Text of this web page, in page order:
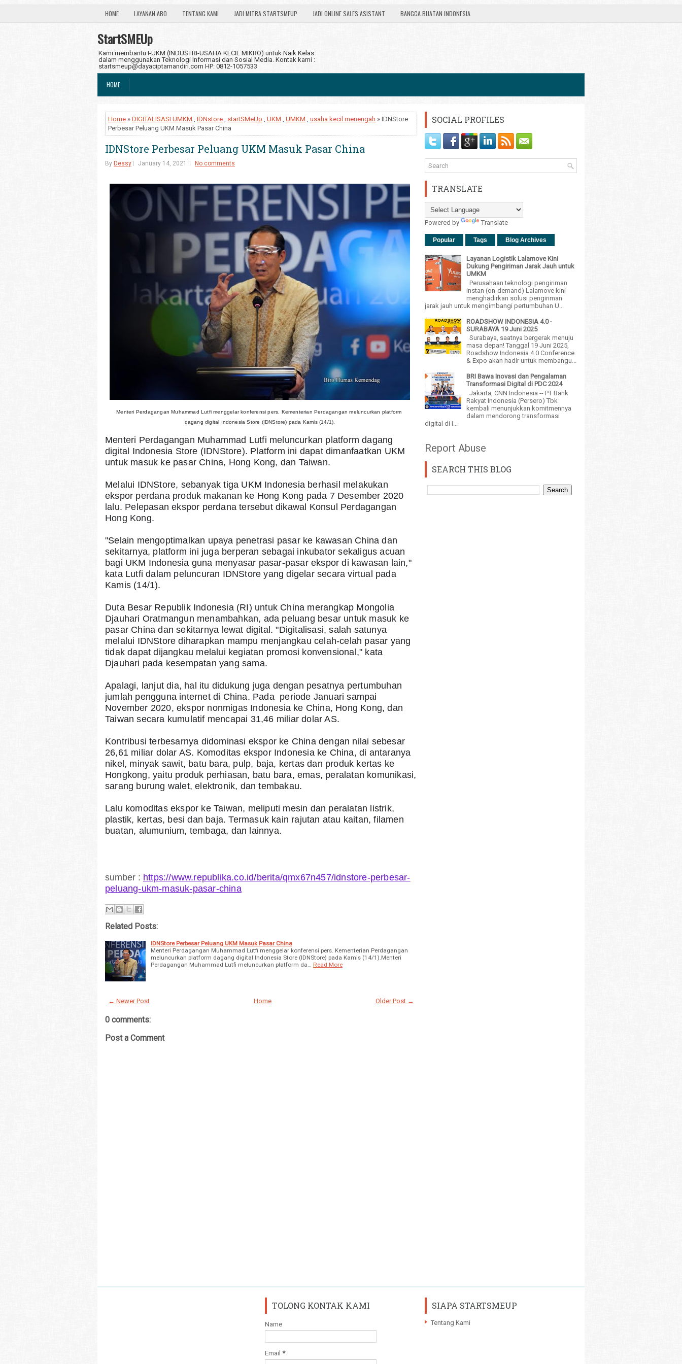
HOME LAYANAN ABO TENTANG KAMI JADI MITRA STARTSMEUP JADI ONLINE SALES ASISTANT BANGGA BUATAN INDONESIA
StartSMEUp
Kami membantu I-UKM (INDUSTRI-USAHA KECIL MIKRO) untuk Naik Kelas
dalam menggunakan Teknologi Informasi dan Sosial Media. Kontak kami :
startsmeup@dayaciptamandiri.com HP: 0812-1057533
HOME
Home » DIGITALISASI UMKM , IDNstore , startSMeUp , UKM , UMKM , usaha kecil menengah » IDNStore
Perbesar Peluang UKM Masuk Pasar China
IDNStore Perbesar Peluang UKM Masuk Pasar China
By Dessy January 14, 2021 No comments
Menteri Perdagangan Muhammad Lutfi menggelar konferensi pers. Kementerian Perdagangan meluncurkan platform
dagang digital Indonesia Store (IDNStore) pada Kamis (14/1).
Menteri Perdagangan Muhammad Lutfi meluncurkan platform dagang
digital Indonesia Store (IDNStore). Platform ini dapat dimanfaatkan UKM
untuk masuk ke pasar China, Hong Kong, dan Taiwan.
Melalui IDNStore, sebanyak tiga UKM Indonesia berhasil melakukan
ekspor perdana produk makanan ke Hong Kong pada 7 Desember 2020
lalu. Pelepasan ekspor perdana tersebut dikawal Konsul Perdagangan
Hong Kong.
"Selain mengoptimalkan upaya penetrasi pasar ke kawasan China dan
sekitarnya, platform ini juga berperan sebagai inkubator sekaligus acuan
bagi UKM Indonesia guna menyasar pasar-pasar ekspor di kawasan lain,"
kata Lutfi dalam peluncuran IDNStore yang digelar secara virtual pada
Kamis (14/1).
Duta Besar Republik Indonesia (RI) untuk China merangkap Mongolia
Djauhari Oratmangun menambahkan, ada peluang besar untuk masuk ke
pasar China dan sekitarnya lewat digital. "Digitalisasi, salah satunya
melalui IDNStore diharapkan mampu menjangkau celah-celah pasar yang
tidak dapat dijangkau melalui kegiatan promosi konvensional," kata
Djauhari pada kesempatan yang sama.
Apalagi, lanjut dia, hal itu didukung juga dengan pesatnya pertumbuhan
jumlah pengguna internet di China. Pada  periode Januari sampai
November 2020, ekspor nonmigas Indonesia ke China, Hong Kong, dan
Taiwan secara kumulatif mencapai 31,46 miliar dolar AS.
Kontribusi terbesarnya didominasi ekspor ke China dengan nilai sebesar
26,61 miliar dolar AS. Komoditas ekspor Indonesia ke China, di antaranya
nikel, minyak sawit, batu bara, pulp, baja, kertas dan produk kertas ke
Hongkong, yaitu produk perhiasan, batu bara, emas, peralatan komunikasi,
sarang burung walet, elektronik, dan tembakau.
Lalu komoditas ekspor ke Taiwan, meliputi mesin dan peralatan listrik,
plastik, kertas, besi dan baja. Termasuk kain rajutan atau kaitan, filamen
buatan, alumunium, tembaga, dan lainnya.
sumber : https://www.republika.co.id/berita/qmx67n457/idnstore-perbesar-
peluang-ukm-masuk-pasar-china
Related Posts:
IDNStore Perbesar Peluang UKM Masuk Pasar China
Menteri Perdagangan Muhammad Lutfi menggelar konferensi pers. Kementerian Perdagangan
meluncurkan platform dagang digital Indonesia Store (IDNStore) pada Kamis (14/1).Menteri
Perdagangan Muhammad Lutfi meluncurkan platform da… Read More
← Newer Post Older Post →
Home
0 comments:
Post a Comment
SOCIAL PROFILES
TRANSLATE
Powered by Translate
Popular Tags Blog Archives
Layanan Logistik Lalamove Kini
Dukung Pengiriman Jarak Jauh untuk
UMKM
Perusahaan teknologi pengiriman
instan (on-demand) Lalamove kini
menghadirkan solusi pengiriman
jarak jauh untuk mengimbangi pertumbuhan U...
ROADSHOW INDONESIA 4.0 -
SURABAYA 19 Juni 2025
Surabaya, saatnya bergerak menuju
masa depan! Tanggal 19 Juni 2025,
Roadshow Indonesia 4.0 Conference
& Expo akan hadir untuk membangu...
BRI Bawa Inovasi dan Pengalaman
Transformasi Digital di PDC 2024
Jakarta, CNN Indonesia -- PT Bank
Rakyat Indonesia (Persero) Tbk
kembali menunjukkan komitmennya
dalam mendorong transformasi
digital di I...
Report Abuse
SEARCH THIS BLOG
TOLONG KONTAK KAMI
Name
Email *
SIAPA STARTSMEUP
Tentang Kami